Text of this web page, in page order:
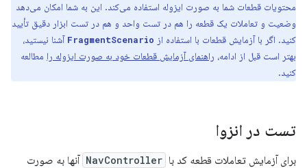
محتویات قطعات شما به صورت ایزوله استفاده می‌کند. این به شما امکان می‌دهد
وضعیت و تعاملات یک قطعه را هم در تست واحد و هم در تست ابزار دقیق تأیید
کنید. اگر با آزمایش قطعات با استفاده از FragmentScenario آشنا نیستید،
بهتر است قبل از ادامه، راهنمای آزمایش قطعات خود به صورت ایزوله را مطالعه
کنید.
تست در انزوا
برای آزمایش تعاملات قطعه کد با NavController آنها به صورت